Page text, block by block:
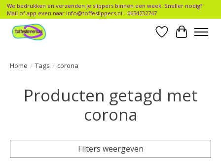
We bedrukken en verzenden je slippers binnen een week. Sneller nodig?
Mail of app even naar info@toffeslippers.nl - 0654232747
Verlanglijst
Home / Tags / corona
Producten getagd met
corona
Filters weergeven